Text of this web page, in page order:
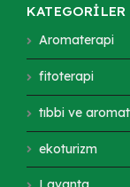
KATEGORİLER
Aromaterapi
fitoterapi
tıbbi ve
ekoturizm